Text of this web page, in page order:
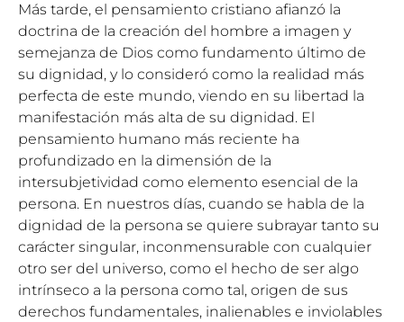
Más tarde, el pensamiento cristiano afianzó la
doctrina de la creación del hombre a imagen y
semejanza de Dios como fundamento último de
su dignidad, y lo consideró como la realidad más
perfecta de este mundo, viendo en su libertad la
manifestación más alta de su dignidad. El
pensamiento humano más reciente ha
profundizado en la dimensión de la
intersubjetividad como elemento esencial de la
persona. En nuestros días, cuando se habla de la
dignidad de la persona se quiere subrayar tanto su
carácter singular, inconmensurable con cualquier
otro ser del universo, como el hecho de ser algo
intrínseco a la persona como tal, origen de sus
derechos fundamentales, inalienables e inviolables